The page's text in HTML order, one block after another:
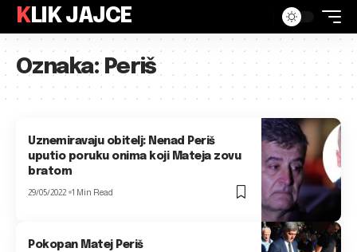
KLIK JAJCE
Oznaka:Periš
Uznemiravaju obitelj: Nenad Periš
uputio poruku onima koji Mateja zovu
bratom
29/05/2022 1 Min Read
Pokopan Matej Periš